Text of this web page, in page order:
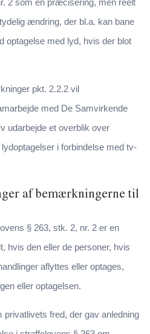
ændring, der bl.a. kan bane
optagelse med lyd, hvis der blot
pkt. 2.2.2 vil
med De Samvirkende
udarbejde et overblik over
i forbindelse med tv-
af bemærkningerne til
§ 263, stk. 2, nr. 2 er en
hvis den eller de personer, hvis
aflyttes eller optages,
eller optagelsen.
privatlivets fred, der gav anledning